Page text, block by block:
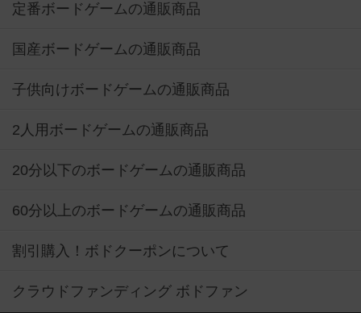
定番ボードゲームの通販商品
国産ボードゲームの通販商品
子供向けボードゲームの通販商品
2人用ボードゲームの通販商品
20分以下のボードゲームの通販商品
60分以上のボードゲームの通販商品
割引購入！ボドクーポンについて
クラウドファンディング ボドファン